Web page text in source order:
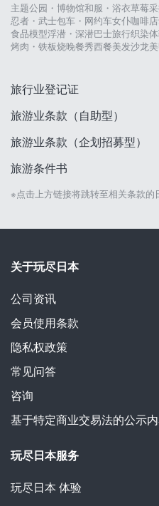
主题公园・博物馆和服・浴衣草莓
忍者・武士包车・网约车女仆咖啡店
食品模型浮潜・深潜巴士旅行织染
烤肉・铁板烧晚餐秀西餐美发沙龙
旅行业登记证
旅游业条款（自助型）
旅游业条款（企划招募型）
旅游条件书
※点击上方链接将跳转至相关条款的
关于玩尽日本
公司资讯
会员使用条款
隐私权政策
常见问答
咨询
基于特定商业交易法的公示
玩尽日本服务
玩尽日本 体验